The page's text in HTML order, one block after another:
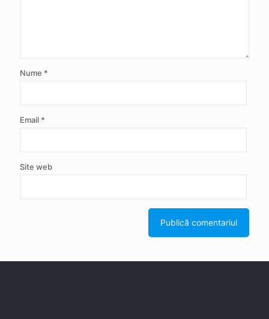
Nume *
Email *
Site web